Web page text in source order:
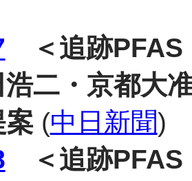
＜追跡PFAS
浩二・京都大
案(中日新聞)
＜追跡PFAS